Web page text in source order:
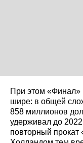
При этом «Финал»
шире: в общей
858 миллионов
удерживал до
повторный